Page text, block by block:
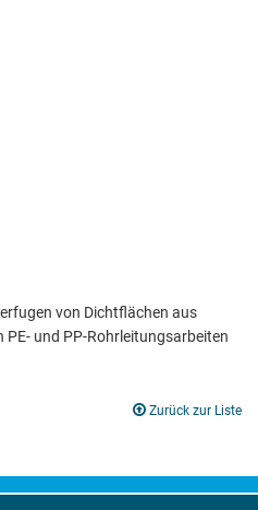
von Dichtflächen aus
und PP-Rohrleitungsarbeiten
Zurück zur Liste